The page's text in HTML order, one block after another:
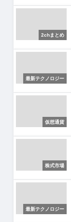
2chまとめ
最新テクノロジー
仮想通貨
株式市場
最新テクノロジー